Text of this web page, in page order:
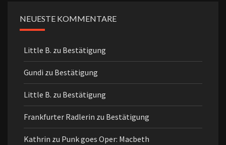
NEUESTE KOMMENTARE
Little B. zu Bestätigung
Gundi zu Bestätigung
Little B. zu Bestätigung
Frankfurter Radlerin zu Bestätigung
Kathrin zu Punk goes Oper: Macbeth